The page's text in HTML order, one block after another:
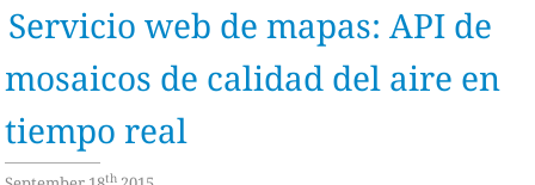
Servicio web de mapas: API de
mosaicos de calidad del aire en
tiempo real
th